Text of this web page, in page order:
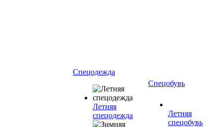
Спецодежда
Летняя
спецодежда
Спецобувь
Летняя
спецобувь